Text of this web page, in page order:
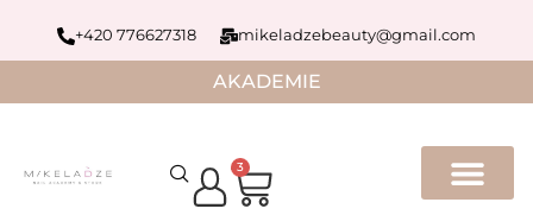
+420 776627318 mikeladzebeauty@gmail.com
AKADEMIE
3